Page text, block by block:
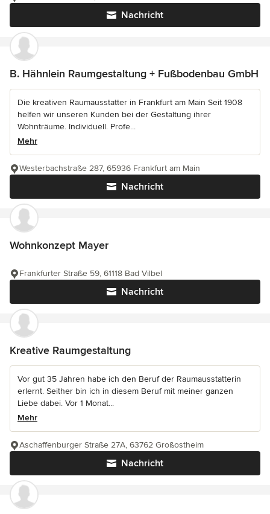
Nachricht
B. Hähnlein Raumgestaltung + Fußbodenbau GmbH
Die kreativen Raumausstatter in Frankfurt am Main Seit 1908
helfen wir unseren Kunden bei der Gestaltung ihrer
Wohnträume. Individuell. Profe...
Mehr
Nachricht
Westerbachstraße 287, 65936 Frankfurt am Main
Wohnkonzept Mayer
Nachricht
Frankfurter Straße 59, 61118 Bad Vilbel
Kreative Raumgestaltung
Vor gut 35 Jahren habe ich den Beruf der Raumausstatterin
erlernt. Seither bin ich in diesem Beruf mit meiner ganzen
Liebe dabei. Vor 1 Monat...
Mehr
Nachricht
Aschaffenburger Straße 27A, 63762 Großostheim